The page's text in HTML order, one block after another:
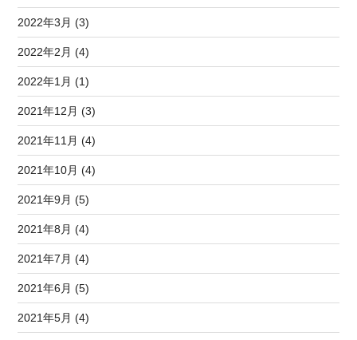
2022年3月 (3)
2022年2月 (4)
2022年1月 (1)
2021年12月 (3)
2021年11月 (4)
2021年10月 (4)
2021年9月 (5)
2021年8月 (4)
2021年7月 (4)
2021年6月 (5)
2021年5月 (4)